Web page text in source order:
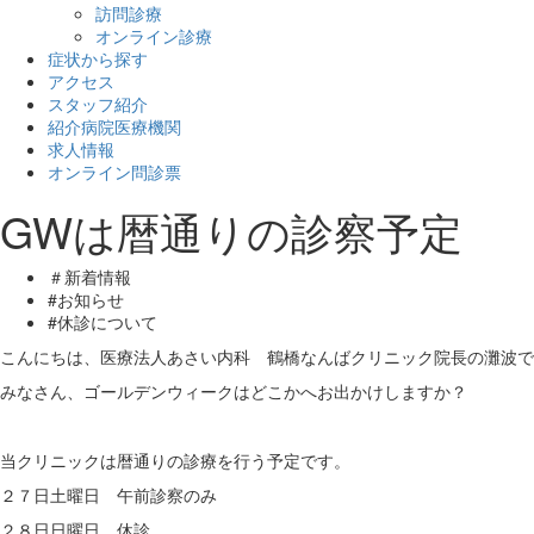
訪問診療
オンライン診療
症状から探す
アクセス
スタッフ紹介
紹介病院医療機関
求人情報
オンライン問診票
GWは暦通りの診察予定
＃新着情報
#お知らせ
#休診について
こんにちは、医療法人あさい内科 鶴橋なんばクリニック院長の灘波
みなさん、ゴールデンウィークはどこかへお出かけしますか？
当クリニックは暦通りの診療を行う予定です。
２７日土曜日 午前診察のみ